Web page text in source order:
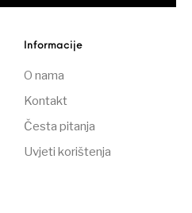
Informacije
O nama
Kontakt
Česta pitanja
Uvjeti korištenja